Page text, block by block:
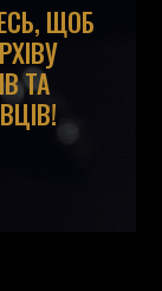
ЩОБ
ТА